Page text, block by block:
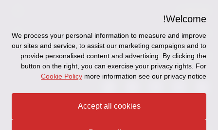
כניסה לעובדים - דוא"ל
כניסה לעובדים - דוחות עבודה
אודותינו
זיכרון והנצחה
תקנון
מדיניות הפרטיות
Disclaimer
Ethics Hotline
עקבו אחרינו ברשתות החברתיות
Welcome!
We process your personal information to measure and improve
our sites and service, to assist our marketing campaigns and to
provide personalised content and advertising. By clicking the
button on the right, you can exercise your privacy rights. For
more information see our privacy notice
Cookie Policy
Accept all cookies